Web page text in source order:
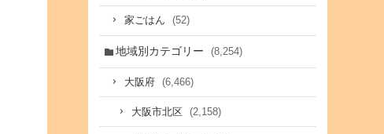
家ごはん (52)
地域別カテゴリー (8,254)
大阪府 (6,466)
大阪市北区 (2,158)